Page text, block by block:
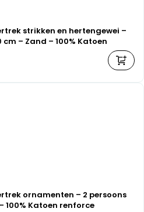
strikken en hertengewei –
– Zand – 100% Katoen
ornamenten – 2 persoons
100% Katoen renforce